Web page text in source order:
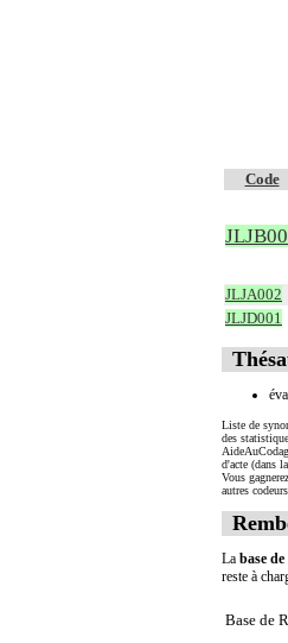
Code
JLJA002
JLJD001
Liste de
des
d'acte (dans
Vous
autres
La base
reste à
Base de